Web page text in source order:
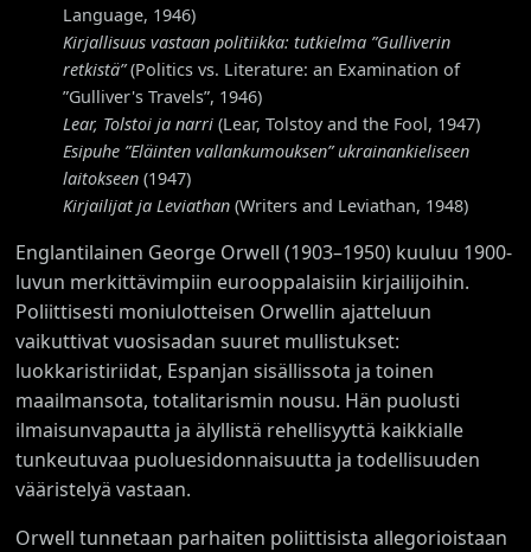
Language, 1946)
Kirjallisuus vastaan politiikka: tutkielma ”Gulliverin
retkistä”(Politics vs. Literature: an Examination of
”Gulliver's Travels”, 1946)
Lear, Tolstoi ja narri (Lear, Tolstoy and the Fool, 1947)
Esipuhe ”Eläinten vallankumouksen” ukrainankieliseen
laitokseen (1947)
Kirjailijat ja Leviathan (Writers and Leviathan, 1948)
Englantilainen George Orwell (1903–1950) kuuluu 1900-
luvun merkittävimpiin eurooppalaisiin kirjailijoihin.
Poliittisesti moniulotteisen Orwellin ajatteluun
vaikuttivat vuosisadan suuret mullistukset:
luokkaristiriidat, Espanjan sisällissota ja toinen
maailmansota, totalitarismin nousu. Hän puolusti
ilmaisunvapautta ja älyllistä rehellisyyttä kaikkialle
tunkeutuvaa puoluesidonnaisuutta ja todellisuuden
vääristelyä vastaan.
Orwell tunnetaan parhaiten poliittisista allegorioistaan